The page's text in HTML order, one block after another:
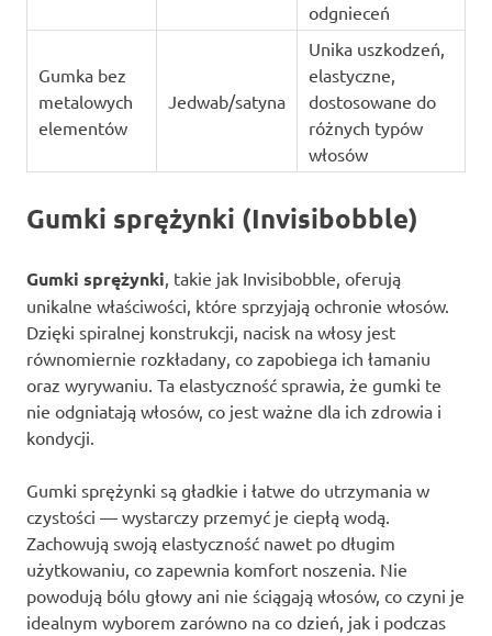
odgnieceń
Gumka bez
metalowych
elementów
Jedwab/satyna
Unika uszkodzeń,
elastyczne,
dostosowane do
różnych typów
włosów
Gumki sprężynki (Invisibobble)
Gumki sprężynki, takie jak Invisibobble, oferują
unikalne właściwości, które sprzyjają ochronie włosów.
Dzięki spiralnej konstrukcji, nacisk na włosy jest
równomiernie rozkładany, co zapobiega ich łamaniu
oraz wyrywaniu. Ta elastyczność sprawia, że gumki te
nie odgniatają włosów, co jest ważne dla ich zdrowia i
kondycji.
Gumki sprężynki są gładkie i łatwe do utrzymania w
czystości — wystarczy przemyć je ciepłą wodą.
Zachowują swoją elastyczność nawet po długim
użytkowaniu, co zapewnia komfort noszenia. Nie
powodują bólu głowy ani nie ściągają włosów, co czyni je
idealnym wyborem zarówno na co dzień, jak i podczas